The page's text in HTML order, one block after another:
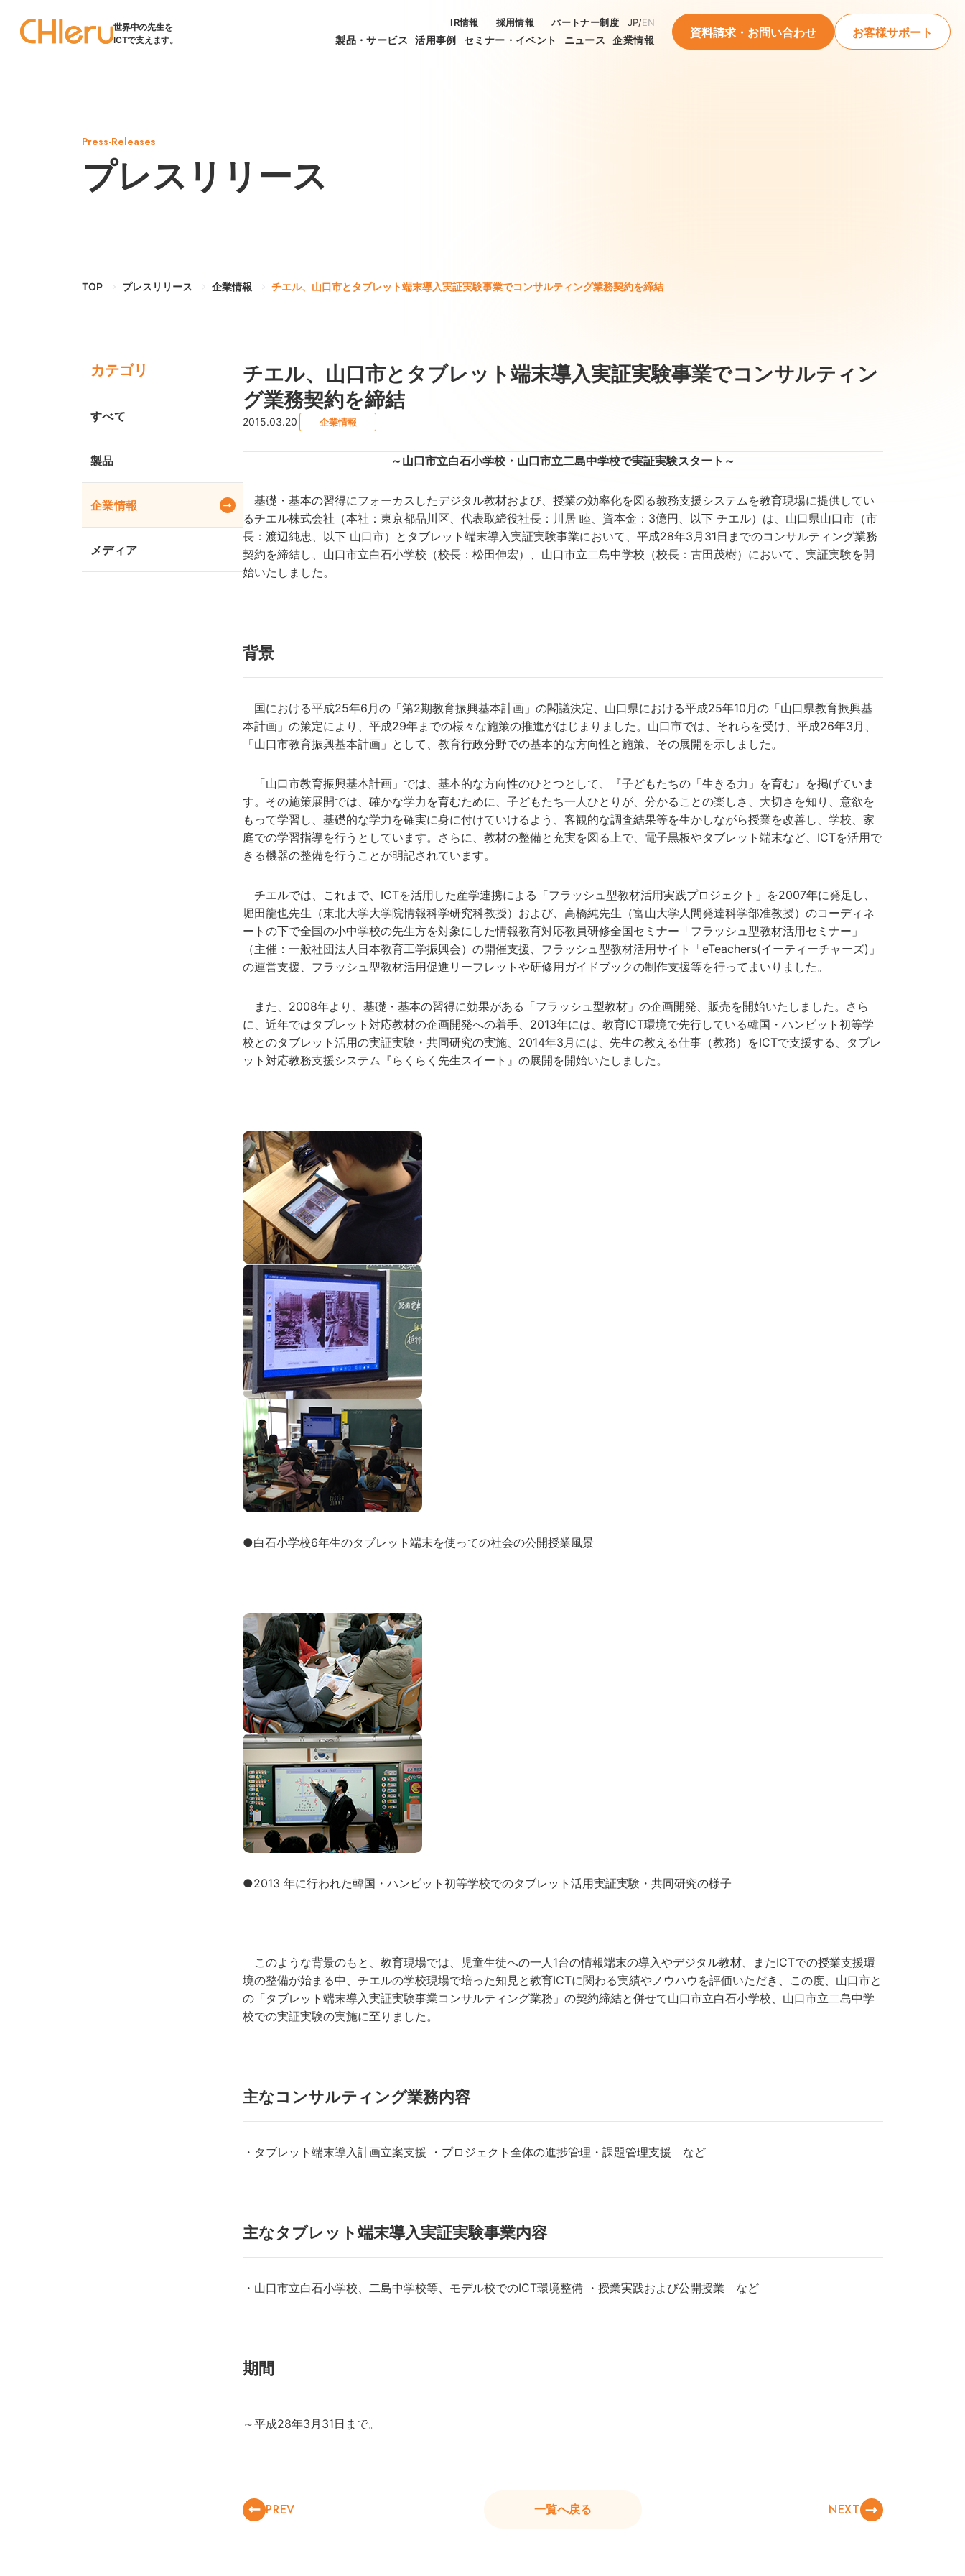
世界中の先生を
ICTで支えます。
製品・サービス 活用事例 セミナー・イベント ニュース 企業情報
IR情報 採用情報 パートナー制度 JP/EN
資料請求・お問い合わせ お客様サポート
Press-Releases
プレスリリース
TOP プレスリリース 企業情報 チエル、山口市とタブレット端末導入実証実験事業でコンサルティング業務契約を締結
カテゴリ
すべて
製品
企業情報
メディア
チエル、山口市とタブレット端末導入実証実験事業でコンサルティン
グ業務契約を締結
2015.03.20 企業情報
～山口市立白石小学校・山口市立二島中学校で実証実験スタート～
基礎・基本の習得にフォーカスしたデジタル教材および、授業の効率化を図る教務支援システムを教育現場に提供してい
るチエル株式会社（本社：東京都品川区、代表取締役社長：川居 睦、資本金：3億円、以下 チエル）は、山口県山口市（市
長：渡辺純忠、以下 山口市）とタブレット端末導入実証実験事業において、平成28年3月31日までのコンサルティング業務
契約を締結し、山口市立白石小学校（校長：松田伸宏）、山口市立二島中学校（校長：古田茂樹）において、実証実験を開
始いたしました。
背景
国における平成25年6月の「第2期教育振興基本計画」の閣議決定、山口県における平成25年10月の「山口県教育振興基
本計画」の策定により、平成29年までの様々な施策の推進がはじまりました。山口市では、それらを受け、平成26年3月、
「山口市教育振興基本計画」として、教育行政分野での基本的な方向性と施策、その展開を示しました。
「山口市教育振興基本計画」では、基本的な方向性のひとつとして、『子どもたちの「生きる力」を育む』を掲げていま
す。その施策展開では、確かな学力を育むために、子どもたち一人ひとりが、分かることの楽しさ、大切さを知り、意欲を
もって学習し、基礎的な学力を確実に身に付けていけるよう、客観的な調査結果等を生かしながら授業を改善し、学校、家
庭での学習指導を行うとしています。さらに、教材の整備と充実を図る上で、電子黒板やタブレット端末など、ICTを活用で
きる機器の整備を行うことが明記されています。
チエルでは、これまで、ICTを活用した産学連携による「フラッシュ型教材活用実践プロジェクト」を2007年に発足し、
堀田龍也先生（東北大学大学院情報科学研究科教授）および、高橋純先生（富山大学人間発達科学部准教授）のコーディネ
ートの下で全国の小中学校の先生方を対象にした情報教育対応教員研修全国セミナー「フラッシュ型教材活用セミナー」
（主催：一般社団法人日本教育工学振興会）の開催支援、フラッシュ型教材活用サイト「eTeachers(イーティーチャーズ)」
の運営支援、フラッシュ型教材活用促進リーフレットや研修用ガイドブックの制作支援等を行ってまいりました。
また、2008年より、基礎・基本の習得に効果がある「フラッシュ型教材」の企画開発、販売を開始いたしました。さら
に、近年ではタブレット対応教材の企画開発への着手、2013年には、教育ICT環境で先行している韓国・ハンビット初等学
校とのタブレット活用の実証実験・共同研究の実施、2014年3月には、先生の教える仕事（教務）をICTで支援する、タブレ
ット対応教務支援システム『らくらく先生スイート』の展開を開始いたしました。
●白石小学校6年生のタブレット端末を使っての社会の公開授業風景
●2013 年に行われた韓国・ハンビット初等学校でのタブレット活用実証実験・共同研究の様子
このような背景のもと、教育現場では、児童生徒への一人1台の情報端末の導入やデジタル教材、またICTでの授業支援環
境の整備が始まる中、チエルの学校現場で培った知見と教育ICTに関わる実績やノウハウを評価いただき、この度、山口市と
の「タブレット端末導入実証実験事業コンサルティング業務」の契約締結と併せて山口市立白石小学校、山口市立二島中学
校での実証実験の実施に至りました。
主なコンサルティング業務内容
・タブレット端末導入計画立案支援 ・プロジェクト全体の進捗管理・課題管理支援 など
主なタブレット端末導入実証実験事業内容
・山口市立白石小学校、二島中学校等、モデル校でのICT環境整備 ・授業実践および公開授業 など
期間
～平成28年3月31日まで。
PREV 一覧へ戻る NEXT